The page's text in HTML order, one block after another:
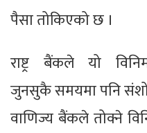
पैसा तोकिएको छ ।
राष्ट्र बैंकले यो
जुनसुकै समयमा पनि
वाणिज्य बैंकले तोक्ने